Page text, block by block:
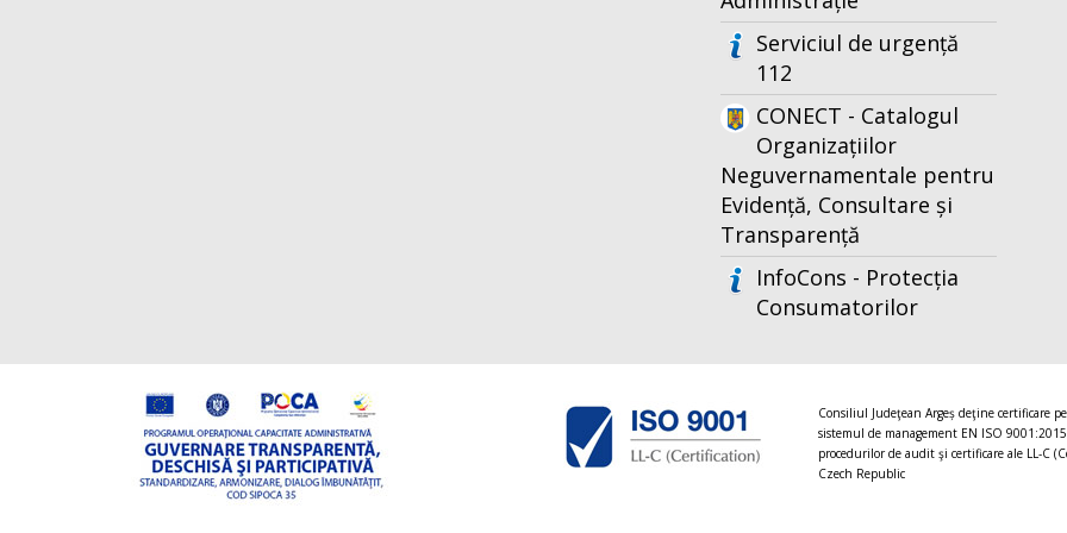
Serviciul de urgență
112
CONECT - Catalogul
Organizațiilor
Neguvernamentale pentru
Evidență, Consultare și
Transparență
InfoCons - Protecția
Consumatorilor
Consiliul Judeţean Argeș deţine certificare
sistemul de management EN ISO
procedurilor de audit şi certificare ale LL-C
Czech Republic